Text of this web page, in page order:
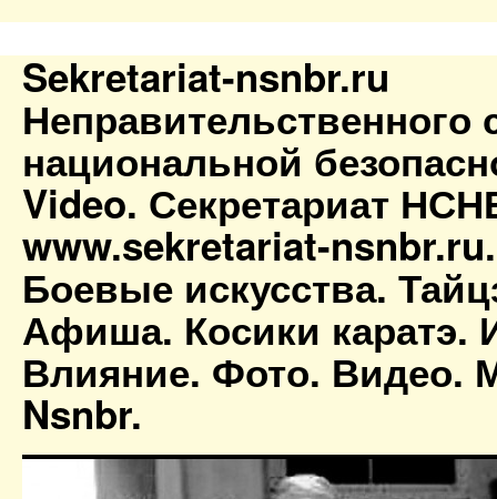
Sekretariat-nsnbr.ru
Неправительственного
национальной
Video. Секретариат
www.sekretariat-
Боевые искусства.
Афиша. Косики каратэ.
Влияние. Фото. Видео.
Nsnbr.